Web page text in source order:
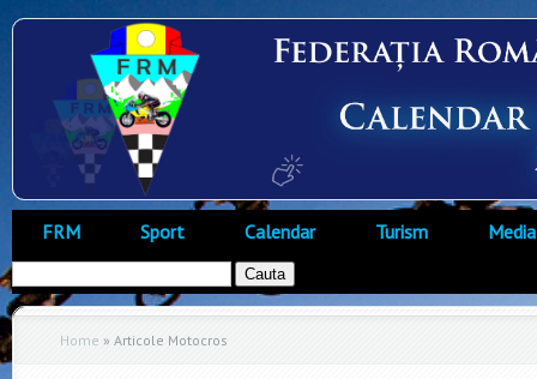
FRM Sport Calendar Turism Media
Home » Articole Motocros